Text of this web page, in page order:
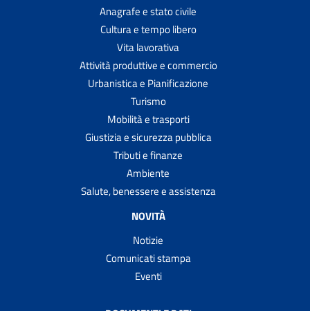
Anagrafe e stato civile
Cultura e tempo libero
Vita lavorativa
Attività produttive e commercio
Urbanistica e Pianificazione
Turismo
Mobilità e trasporti
Giustizia e sicurezza pubblica
Tributi e finanze
Ambiente
Salute, benessere e assistenza
NOVITÀ
Notizie
Comunicati stampa
Eventi